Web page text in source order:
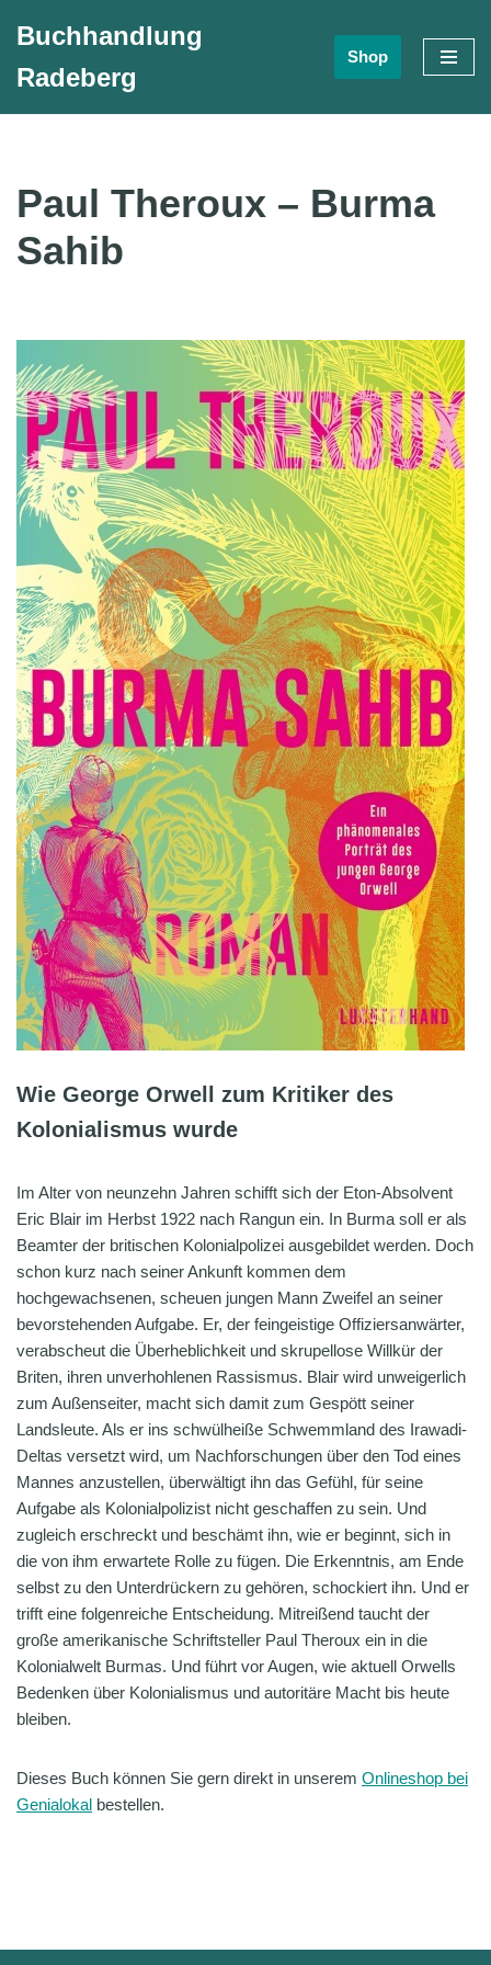
Inhalt
springen
Buchhandlung
Radeberg
Shop
Paul Theroux – Burma
Sahib
Wie George Orwell zum Kritiker des
Kolonialismus wurde
Im Alter von neunzehn Jahren schifft sich der Eton-Absolvent
Eric Blair im Herbst 1922 nach Rangun ein. In Burma soll er als
Beamter der britischen Kolonialpolizei ausgebildet werden. Doch
schon kurz nach seiner Ankunft kommen dem
hochgewachsenen, scheuen jungen Mann Zweifel an seiner
bevorstehenden Aufgabe. Er, der feingeistige Offiziersanwärter,
verabscheut die Überheblichkeit und skrupellose Willkür der
Briten, ihren unverhohlenen Rassismus. Blair wird unweigerlich
zum Außenseiter, macht sich damit zum Gespött seiner
Landsleute. Als er ins schwülheiße Schwemmland des Irawadi-
Deltas versetzt wird, um Nachforschungen über den Tod eines
Mannes anzustellen, überwältigt ihn das Gefühl, für seine
Aufgabe als Kolonialpolizist nicht geschaffen zu sein. Und
zugleich erschreckt und beschämt ihn, wie er beginnt, sich in
die von ihm erwartete Rolle zu fügen. Die Erkenntnis, am Ende
selbst zu den Unterdrückern zu gehören, schockiert ihn. Und er
trifft eine folgenreiche Entscheidung. Mitreißend taucht der
große amerikanische Schriftsteller Paul Theroux ein in die
Kolonialwelt Burmas. Und führt vor Augen, wie aktuell Orwells
Bedenken über Kolonialismus und autoritäre Macht bis heute
bleiben.
Dieses Buch können Sie gern direkt in unserem Onlineshop bei
Genialokal bestellen.